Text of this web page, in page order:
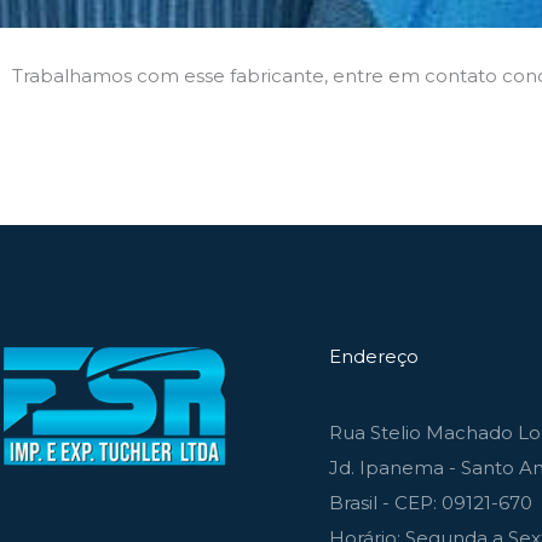
Trabalhamos com esse fabricante, entre em contato
Endereço
Rua Stelio Machado
Jd. Ipanema - Santo
Brasil - CEP: 09121-670